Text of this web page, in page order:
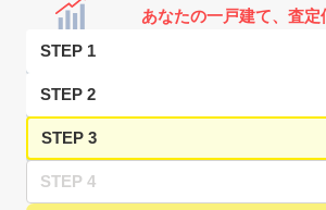
あなたの一戸建て、査定
STEP 1
STEP 2
STEP 3
STEP 4